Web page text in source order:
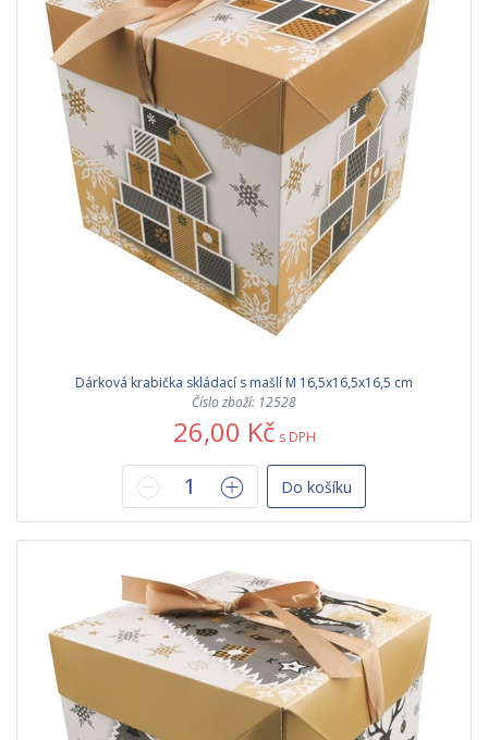
Dárková krabička skládací s mašlí M 16,5x16,5x16,5 cm
Číslo zboží: 12528
26,00 Kč s DPH
Do košíku